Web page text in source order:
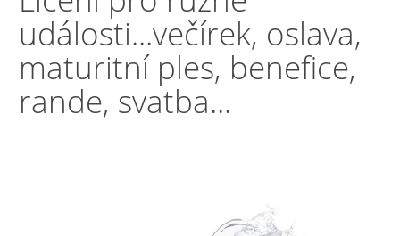
události...večírek, oslava,
maturitní ples, benefice,
rande, svatba...